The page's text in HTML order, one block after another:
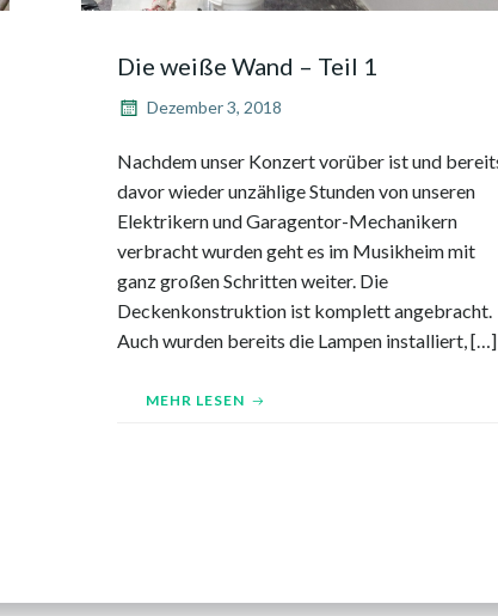
Die weiße Wand – Teil 1
Dezember 3, 2018
Nachdem unser Konzert vorüber ist und
davor wieder unzählige Stunden von unseren
Elektrikern und Garagentor-Mechanikern
verbracht wurden geht es im Musikheim mit
ganz großen Schritten weiter. Die
Deckenkonstruktion ist komplett angebracht.
Auch wurden bereits die Lampen installiert, […]
MEHR LESEN